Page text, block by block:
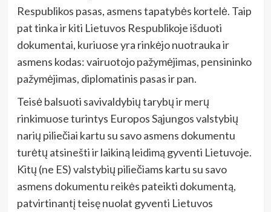
Respublikos pasas, asmens tapatybės kortelė. Taip
pat tinka ir kiti Lietuvos Respublikoje išduoti
dokumentai, kuriuose yra rinkėjo nuotrauka ir
asmens kodas: vairuotojo pažymėjimas, pensininko
pažymėjimas, diplomatinis pasas ir pan.
Teisė balsuoti savivaldybių tarybų ir merų
rinkimuose turintys Europos Sąjungos valstybių
narių piliečiai kartu su savo asmens dokumentu
turėtų atsinešti ir laikiną leidimą gyventi Lietuvoje.
Kitų (ne ES) valstybių piliečiams kartu su savo
asmens dokumentu reikės pateikti dokumentą,
patvirtinantį teisę nuolat gyventi Lietuvos